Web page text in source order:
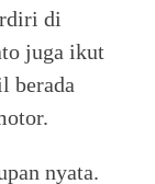
di
juga ikut
berada
nyata.